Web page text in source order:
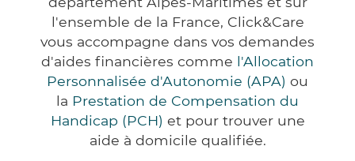
l'ensemble de la France, Click&Care
vous accompagne dans vos demandes
d'aides financières comme l'Allocation
Personnalisée d'Autonomie (APA) ou
la Prestation de Compensation du
Handicap (PCH) et pour trouver une
aide à domicile qualifiée.